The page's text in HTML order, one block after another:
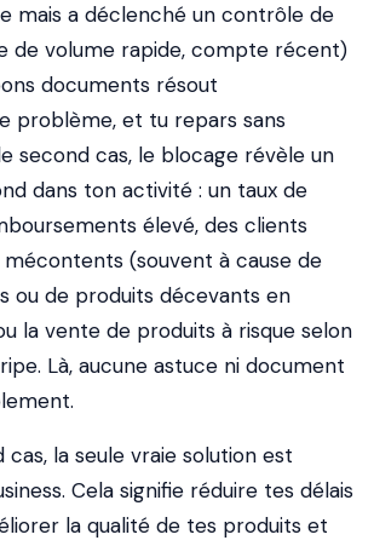
mais a déclenché un contrôle de
de volume rapide, compte récent)
documents résout
problème, et tu repars sans
second cas, le blocage révèle un
dans ton activité : un taux de
élevé, des clients
(souvent à cause de
ou de produits décevants en
la vente de produits à risque selon
Là, aucune astuce ni document
cas, la seule vraie solution est
Cela signifie réduire tes délais
la qualité de tes produits et